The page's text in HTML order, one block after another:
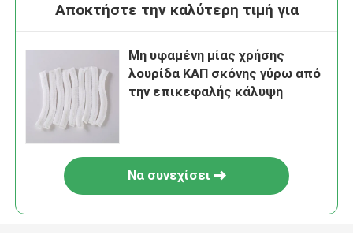
Αποκτήστε την καλύτερη τιμή για
Μη υφαμένη μίας χρήσης
λουρίδα ΚΑΠ σκόνης γύρω από
την επικεφαλής κάλυψη
Να συνεχίσει